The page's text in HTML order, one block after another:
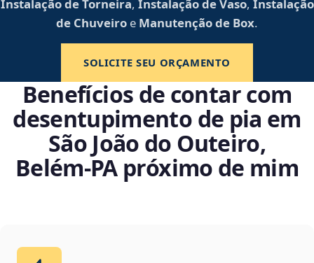
Instalação de Torneira, Instalação de Vaso, Instalação
de Chuveiro e Manutenção de Box.
SOLICITE SEU ORÇAMENTO
Benefícios de contar com
desentupimento de pia em
São João do Outeiro,
Belém‑PA próximo de mim